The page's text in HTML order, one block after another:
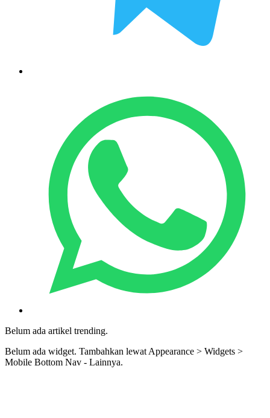
Belum ada artikel trending.
Belum ada widget. Tambahkan lewat Appearance > Widgets >
Mobile Bottom Nav - Lainnya.